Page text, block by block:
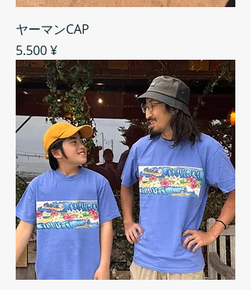
ヤーマンCAP
Preis
5.500 ¥